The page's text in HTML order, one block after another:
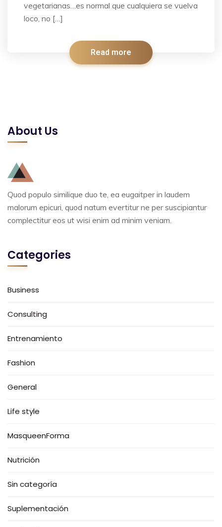
vegetarianas…es normal que cualquiera se vuelva
loco, no […]
Read more
About Us
Quod populo similique duo te, ea eugaitper in laudem
malorum epicuri, quod natum evertitur ne per suscipiantur
complectitur eos ut wisi enim ad minim veniam.
Categories
Business
Consulting
Entrenamiento
Fashion
General
Life style
MasqueenForma
Nutrición
Sin categoría
Suplementación